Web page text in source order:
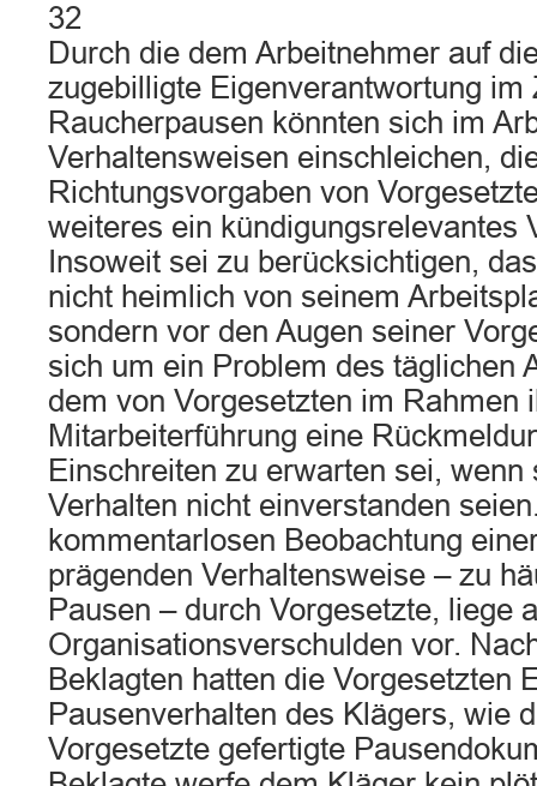
32
Durch die dem Arbeitnehmer auf
zugebilligte Eigenverantwortung im
Raucherpausen könnten sich im
Verhaltensweisen einschleichen,
Richtungsvorgaben von
weiteres ein kündigungsrelevantes
Insoweit sei zu berücksichtigen,
nicht heimlich von seinem
sondern vor den Augen seiner
sich um ein Problem des täglichen
dem von Vorgesetzten im Rahmen
Mitarbeiterführung eine
Einschreiten zu erwarten sei, wenn
Verhalten nicht einverstanden
kommentarlosen Beobachtung
prägenden Verhaltensweise – zu
Pausen – durch Vorgesetzte, liege
Organisationsverschulden vor.
Beklagten hatten die Vorgesetzten
Pausenverhalten des Klägers, wie
Vorgesetzte gefertigte